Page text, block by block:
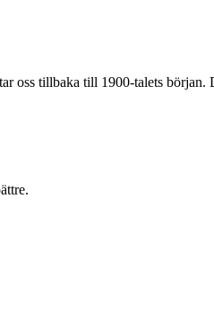
oss tillbaka till 1900-talets